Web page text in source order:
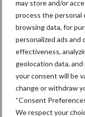
may store and/or
process the personal
browsing data, for
personalized ads and
effectiveness,
geolocation data,
your consent will be
change or withdraw
“Consent
We respect your
Mastitis